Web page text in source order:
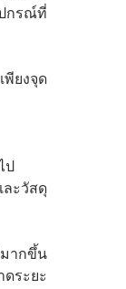
กรณ์ที่
พียงจุด
ป
ะวัสดุ
ากขึ้น
ระยะ